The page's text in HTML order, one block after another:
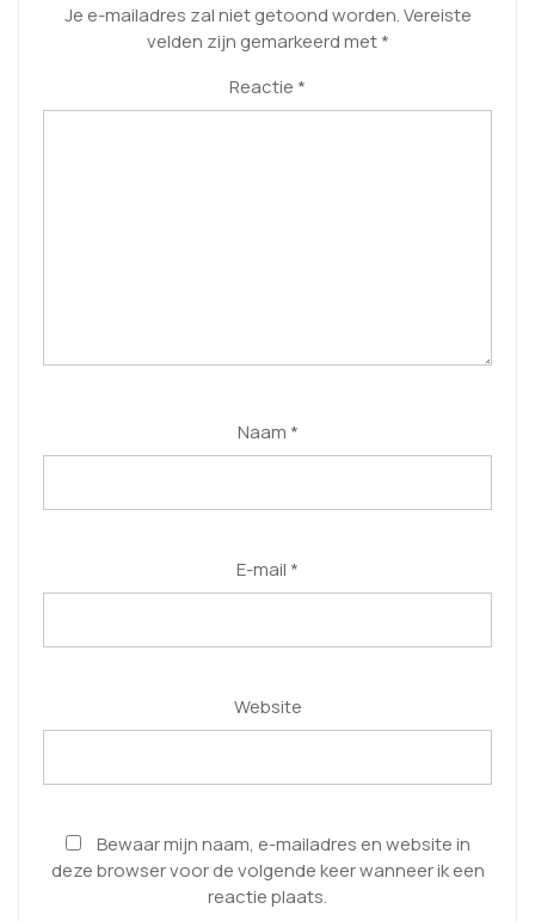
Je e-mailadres zal niet getoond worden.Vereiste
velden zijn gemarkeerd met*
Reactie *
Naam *
E-mail *
Website
Bewaar mijn naam, e-mailadres en website in
deze browser voor de volgende keer wanneer ik een
reactie plaats.